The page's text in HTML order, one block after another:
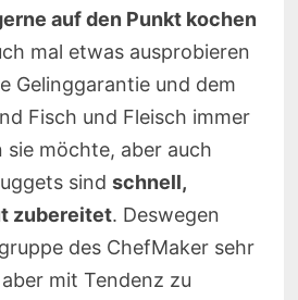
auf den Punkt kochen
mal etwas ausprobieren
Gelinggarantie und dem
Fisch und Fleisch immer
möchte, aber auch
sind schnell,
zubereitet. Deswegen
des ChefMaker sehr
mit Tendenz zu